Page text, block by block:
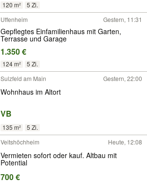
120 m²
5 Zi.
Uffenheim
Gestern, 11:31
Gepflegtes Einfamilienhaus mit Garten,
Terrasse und Garage
1.350 €
124 m²
5 Zi.
Sulzfeld am Main
Gestern, 22:00
Wohnhaus im Altort
VB
135 m²
5 Zi.
Veitshöchheim
Heute, 12:08
Vermieten sofort oder kauf. Altbau mit
Potential
700 €